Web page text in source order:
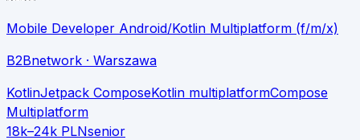
Mobile Developer Android/Kotlin Multiplatform (f/m/x)
B2Bnetwork · Warszawa
KotlinJetpack ComposeKotlin multiplatformCompose
Multiplatform
18k–24k PLNsenior